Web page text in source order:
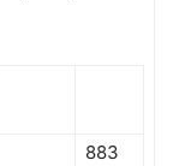
883